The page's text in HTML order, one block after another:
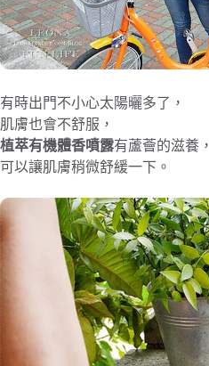
有時出門不小心太陽曬多了，
肌膚也會不舒服，
植萃有機體香噴露有蘆薈的滋養，
可以讓肌膚稍微舒緩一下。